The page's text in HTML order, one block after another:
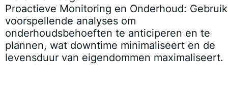
Proactieve Monitoring en Onderhoud: Gebruik
voorspellende analyses om
onderhoudsbehoeften te anticiperen en te
plannen, wat downtime minimaliseert en de
levensduur van eigendommen maximaliseert.